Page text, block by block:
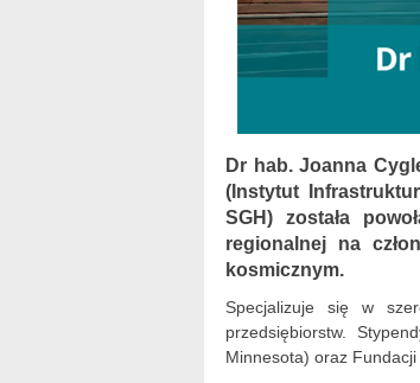
Dr hab. Joanna
(Instytut
SGH) została
regionalnej na
kosmicznym.
Specjalizuje się w
przedsiębiorstw.
Minnesota) oraz